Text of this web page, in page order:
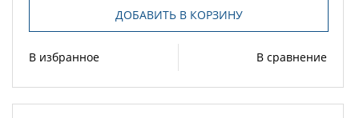
ДОБАВИТЬ В КОРЗИНУ
В избранное В сравнение